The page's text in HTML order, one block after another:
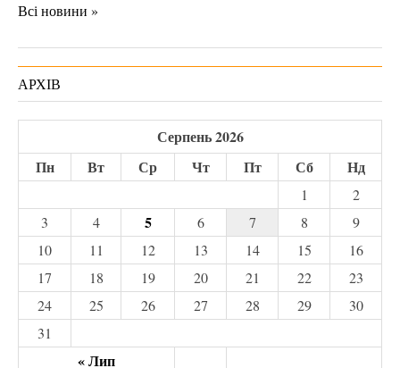
Всі новини »
АРХІВ
Серпень 2026
Пн
Вт Ср Чт Пт Сб Нд
« Лип
1
2
3
4 5 6 7 8
9
10
11 12 13 14 15
16
17
18 19 20 21 22
23
24
25 26 27 28 29
30
31